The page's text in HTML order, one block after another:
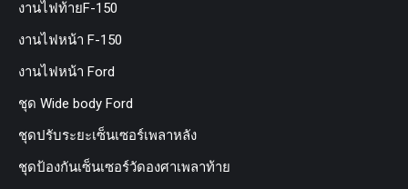
งานไฟท้ายF-150
งานไฟหน้า F-150
งานไฟหน้า Ford
ชุด Wide body Ford
ชุดปรับระยะเซ็นเซอร์เพลาหลัง
ชุดป้องกันเซ็นเซอร์วัดองศาเพลาท้าย